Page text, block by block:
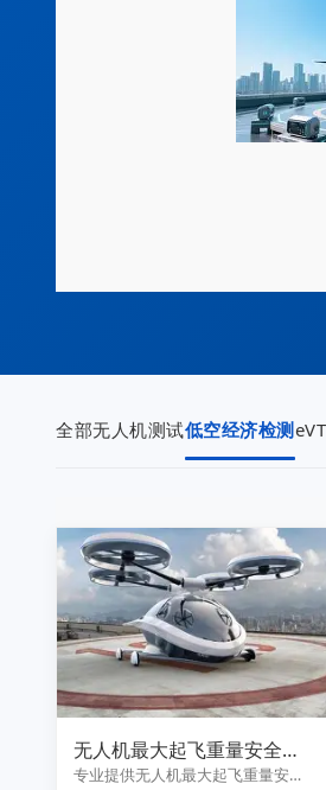
全部无人机测试低空经济检测
无人机最大起飞重量安全裕
度验证
专业提供无人机最大起飞重量安全